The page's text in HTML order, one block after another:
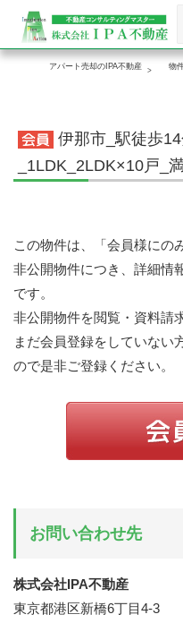
アパート売却のIPA不動産 物
伊那市_駅徒歩
_1LDK_2LDK×10戸_
この物件は、「会員様にの
非公開物件につき、詳細情
です。
非公開物件を閲覧・資料請
まだ会員登録をしていない
ので是非ご登録ください。
お問い合わせ先
株式会社IPA不動産
東京都港区新橋6丁目4-3